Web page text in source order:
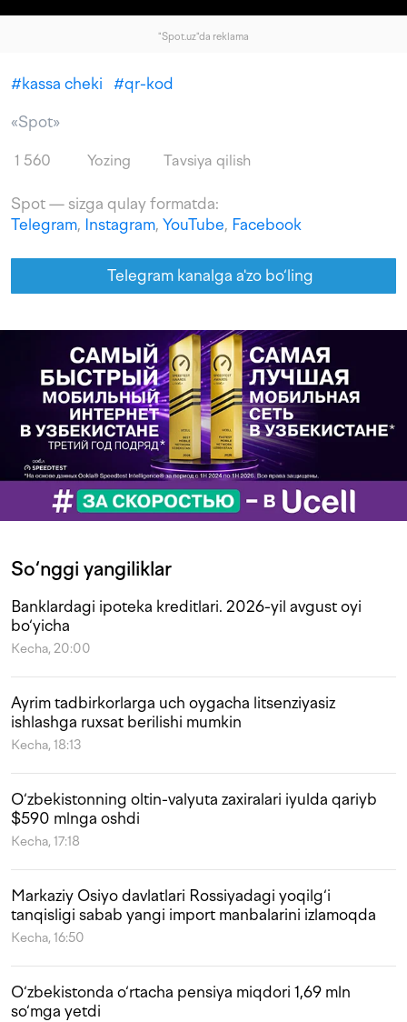
"Spot.uz"da reklama
#kassa cheki #qr-kod
«Spot»
1 560 Yozing Tavsiya qilish
Spot — sizga qulay formatda:
Telegram, Instagram, YouTube, Facebook
Telegram kanalga a'zo bo‘ling
So‘nggi yangiliklar
Banklardagi ipoteka kreditlari. 2026-yil avgust oyi
bo‘yicha
Kecha, 20:00
Ayrim tadbirkorlarga uch oygacha litsenziyasiz
ishlashga ruxsat berilishi mumkin
Kecha, 18:13
O‘zbekistonning oltin-valyuta zaxiralari iyulda qariyb
$590 mlnga oshdi
Kecha, 17:18
Markaziy Osiyo davlatlari Rossiyadagi yoqilg‘i
tanqisligi sabab yangi import manbalarini izlamoqda
Kecha, 16:50
O‘zbekistonda o‘rtacha pensiya miqdori 1,69 mln
so‘mga yetdi